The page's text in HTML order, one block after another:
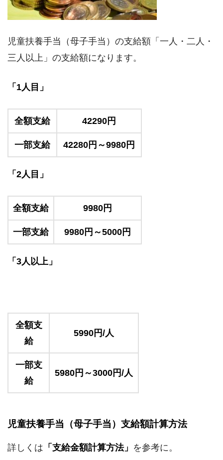
児童扶養手当（母子手当）の支給額「一人・二人・
三人以上」の支給額になります。
「1人目」
全額支給 42290円
一部支給 42280円～9980円
「2人目」
全額支給 9980円
一部支給 9980円～5000円
「3人以上」
全額支
給
5990円/人
一部支
給
5980円～3000円/人
児童扶養手当（母子手当）支給額計算方法
詳しくは 「支給金額計算方法」 を参考に。